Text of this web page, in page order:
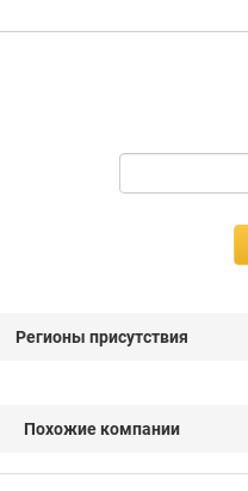
Регионы присутствия
Похожие компании